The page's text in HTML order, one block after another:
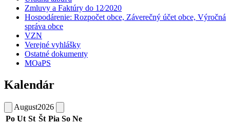
Zmluvy a Faktúry do 12⁄2020
Hospodárenie: Rozpočet obce, Záverečný účet obce, Výročná
správa obce
VZN
Verejné vyhlášky
Ostatné dokumenty
MOaPS
Kalendár
August2026
Po Ut St Št Pia So Ne